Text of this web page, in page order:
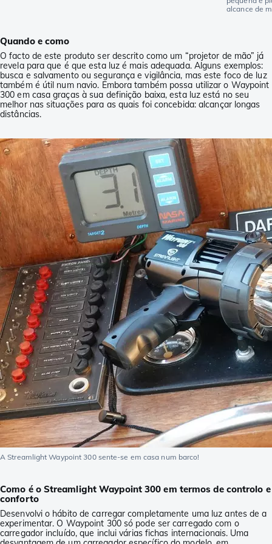
alcance de
Quando e como
O facto de este produto ser descrito como um “projetor de mão” já
revela para que é que esta luz é mais adequada. Alguns exemplos:
busca e salvamento ou segurança e vigilância, mas este foco de luz
também é útil num navio. Embora também possa utilizar o Waypoint
300 em casa graças à sua definição baixa, esta luz está no seu
melhor nas situações para as quais foi concebida: alcançar longas
distâncias.
A Streamlight Waypoint 300 sente-se em casa num barco!
Como é o Streamlight Waypoint 300 em termos de controlo e
conforto
Desenvolvi o hábito de carregar completamente uma luz antes de a
experimentar. O Waypoint 300 só pode ser carregado com o
carregador incluído, que inclui várias fichas internacionais. Uma